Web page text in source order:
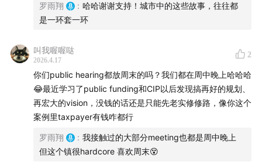
对、 城市罐头、选修课（
2）
👵故事主人公
罗雨翔 : 哈哈谢谢支持！城市中的这些故事，往往都
是一环套一环
叫我喔喔哒
2026.4.17
2
你们public hearing都放周末的吗？我们都在周中晚上哈哈哈
😂最近学习了public funding和CIP以后发现搞再好的规划、
再宏大的vision，没钱的话还是只能先老实修修路，像你这个
案例里taxpayer有钱咋都行
罗雨翔 : 我接触过的大部分meeting也都是周中晚上
但这个镇很hardcore 喜欢周末😵